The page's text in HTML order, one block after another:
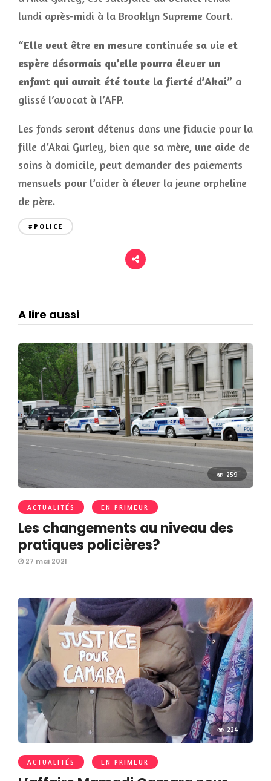
lundi après-midi à la Brooklyn Supreme Court.
“Elle veut être en mesure continuée sa vie et
espère désormais qu’elle pourra élever un
enfant qui aurait été toute la fierté d’Akai” a
glissé l’avocat à l’AFP.
Les fonds seront détenus dans une fiducie pour la
fille d’Akai Gurley, bien que sa mère, une aide de
soins à domicile, peut demander des paiements
mensuels pour l’aider à élever la jeune orpheline
de père.
#POLICE
A lire aussi
259
ACTUALITÉS EN PRIMEUR
Les changements au niveau des
pratiques policières?
27 mai 2021
224
ACTUALITÉS EN PRIMEUR